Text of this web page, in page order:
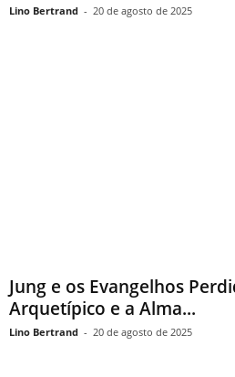
Lino Bertrand - 20 de agosto de 2025
Jung e os Evangelhos
Arquetípico e a Alma...
Lino Bertrand - 20 de agosto de 2025